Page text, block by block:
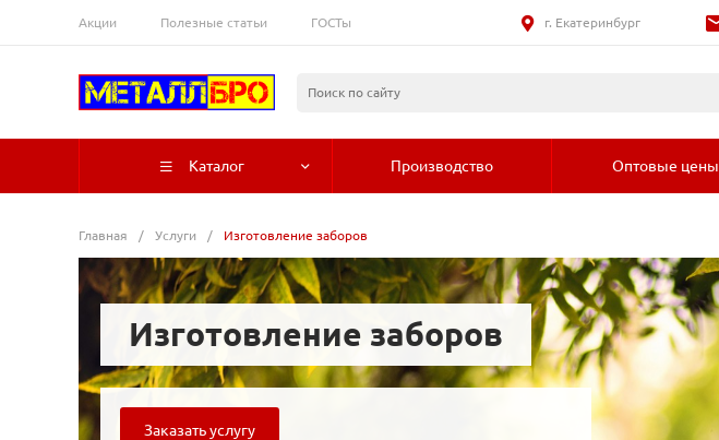
Акции Полезные статьи ГОСТы г. Екатеринбург
Каталог Производство Оптовые цены
Главная / Услуги / Изготовление заборов
Изготовление заборов
Заказать услугу